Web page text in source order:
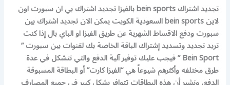
تجديد اشتراك bein sports بالفيزا تجديد اشتراك بي ان سبورت اون
لاين bein sports السعودية الكويت يمكن الان تجديد اشتراك بين
سبورت ودفع الاقساط الشهرية عن طريق الفيزا او الباي بال إذا كنت
تريد تجديد وتسديد إشتراك الباقة الخاصة بك لقنوات بين سبورت ”
Bein Sport ” فيجب عليك توفير آلية الدفع والتي تتشكل في عدة
طرق مختلفه وأكثرهم شيوعاً هي “الفيزا كارت” أو البطاقة المسبوقة